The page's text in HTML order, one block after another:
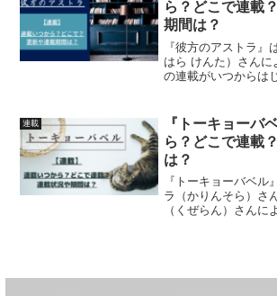
ら？どこで連載
期間は？
『彼方のアストラ』
はら けんた）さん
の連載がいつからは
しています
連載
『トーキョーバ
ら？どこで連載
は？
『トーキョーバベル
ラ（かりんそら）さ
（くぜらん）さんに